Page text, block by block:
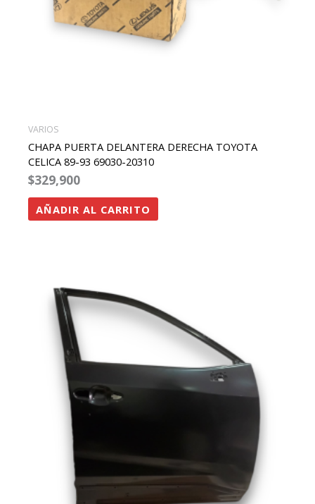
VARIOS
CHAPA PUERTA DELANTERA DERECHA TOYOTA
CELICA 89-93 69030-20310
$329,900
AÑADIR AL CARRITO